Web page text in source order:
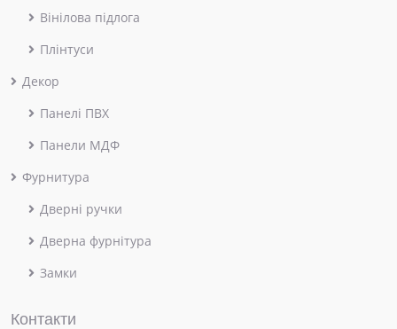
Вінілова підлога
Плінтуси
Декор
Панелі ПВХ
Панели МДФ
Фурнитура
Дверні ручки
Дверна фурнітура
Замки
Контакти